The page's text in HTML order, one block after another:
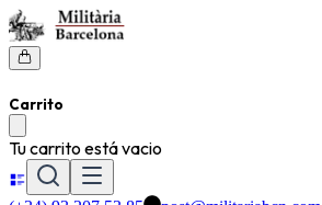
Carrito
Tu carrito está vacio